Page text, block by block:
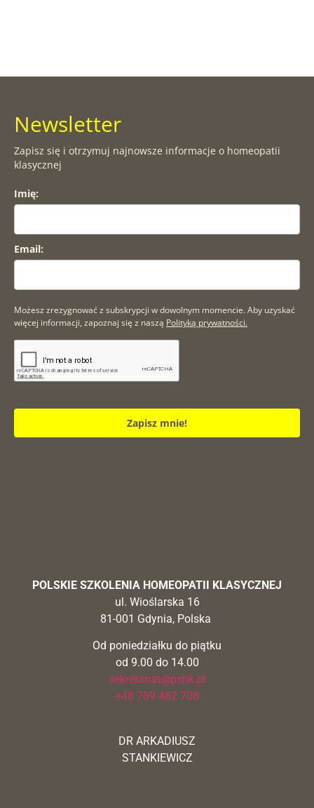
Newsletter
Zapisz się i otrzymuj najnowsze informacje o homeopatii
klasycznej
Imię:
Email:
Możesz zrezygnować z subskrypcji w dowolnym momencie. Aby uzyskać
więcej informacji, zapoznaj się z naszą Polityką prywatności.
Zapisz mnie!
POLSKIE SZKOLENIA HOMEOPATII KLASYCZNEJ
ul. Wioślarska 16
81-001 Gdynia, Polska
Od poniedziałku do piątku
od 9.00 do 14.00
sekretariat@pshk.pl
+48 789 482 708
DR ARKADIUSZ
STANKIEWICZ